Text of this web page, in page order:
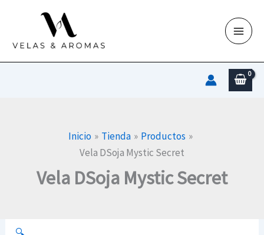
contenido
Inicio Tienda
Productos
Vela DSoja Mystic Secret
Vela DSoja Mystic Secret